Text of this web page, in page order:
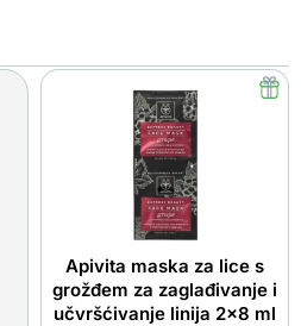
Apivita maska za lice s
grožđem za zaglađivanje i
učvršćivanje linija 2×8 ml